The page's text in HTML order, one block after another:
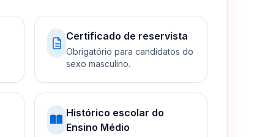
Certificado de reservista
Obrigatório para candidatos do
sexo masculino.
Histórico escolar do
Ensino Médio